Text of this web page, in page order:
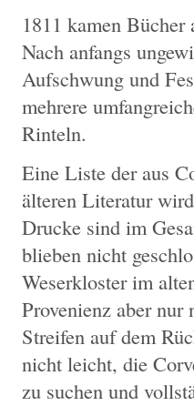
1811 kamen
Nach anfangs
Aufschwung und
mehrere
Rinteln.
Eine Liste der aus
älteren Literatur
Drucke sind im
blieben nicht
Weserkloster im
Provenienz aber nur
Streifen auf dem
nicht leicht, die
zu suchen und